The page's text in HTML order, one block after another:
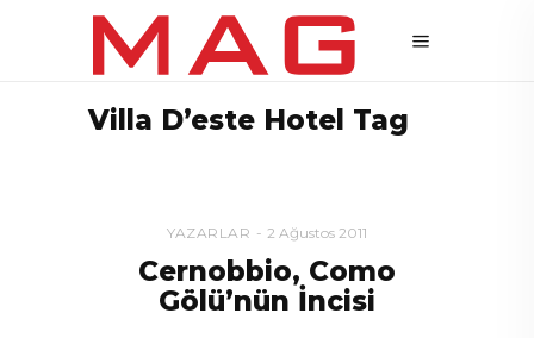
Villa D’este Hotel Tag
YAZARLAR 2 Ağustos 2011
Cernobbio, Como
Gölü’nün İncisi